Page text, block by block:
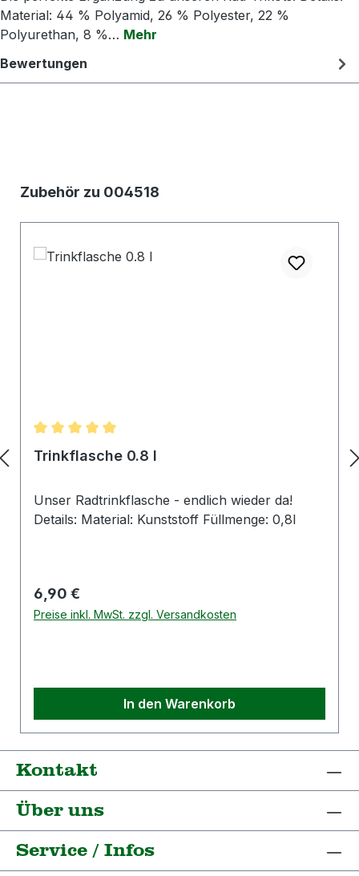
Material: 44 % Polyamid, 26 % Polyester, 22 %
Polyurethan, 8 %… Mehr
Bewertungen
Produktgalerie überspringen
Zubehör zu 004518
Durchschnittliche Bewertung von 5 von 5 Sternen
Trinkflasche 0.8 l
Unser Radtrinkflasche - endlich wieder da!
Details: Material: Kunststoff Füllmenge: 0,8l
Regulärer Preis:
6,90 €
Preise inkl. MwSt. zzgl. Versandkosten
In den Warenkorb
Kontakt
Über uns
Service / Infos